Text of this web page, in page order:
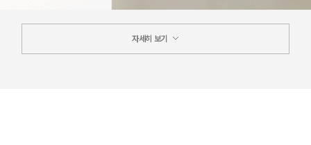
자세히 보기